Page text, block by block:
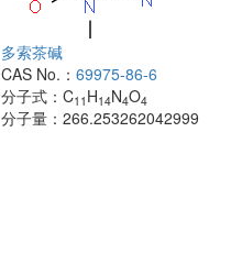
多索茶碱
CAS No.： 69975-86-6
分子式： C11 H14N4O4
分子量： 266.253262042999